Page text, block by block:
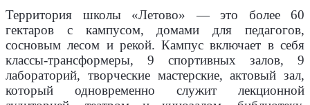
Территория школы «Летово» — это более 60
гектаров с кампусом, домами для педагогов,
сосновым лесом и рекой. Кампус включает в себя
классы-трансформеры, 9 спортивных залов, 9
лабораторий, творческие мастерские, актовый зал,
который одновременно служит лекционной